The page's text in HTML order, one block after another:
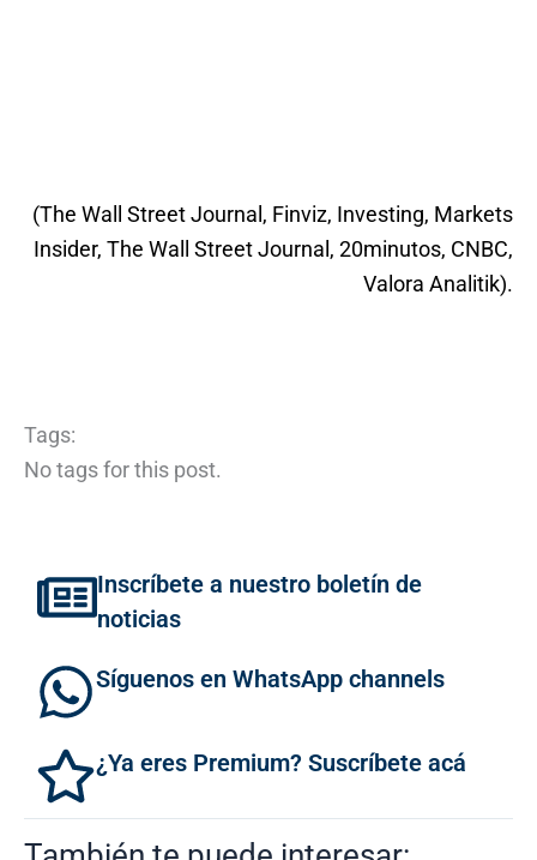
(The Wall Street Journal, Finviz, Investing, Markets
Insider, The Wall Street Journal, 20minutos, CNBC,
Valora Analitik).
Tags:
No tags for this post.
Inscríbete a nuestro boletín de
noticias
Síguenos en WhatsApp channels
¿Ya eres Premium? Suscríbete acá